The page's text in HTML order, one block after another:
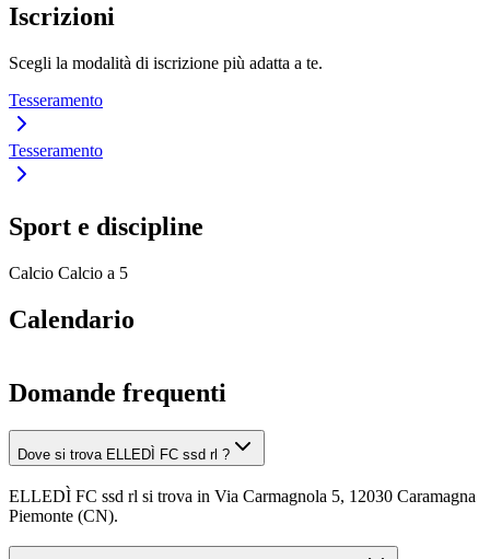
Iscrizioni
Scegli la modalità di iscrizione più adatta a te.
Tesseramento
Tesseramento
Sport e discipline
Calcio Calcio a 5
Calendario
Domande frequenti
Dove si trova ELLEDÌ FC ssd rl ?
ELLEDÌ FC ssd rl si trova in Via Carmagnola 5, 12030 Caramagna
Piemonte (CN).